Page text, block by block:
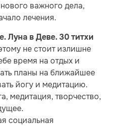
важного дела,
лечения.
Луна в Деве. 30 титхи
не стоит излишне
время на отдых и
планы на ближайшее
йогу и медитацию.
медитация, творчество,
социальная